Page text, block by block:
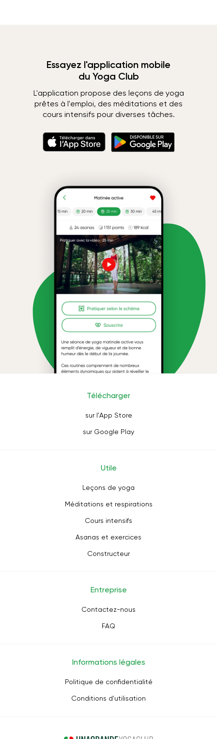
Essayez l'application mobile
du Yoga Club
L'application propose des leçons de yoga
prêtes à l'emploi, des méditations et des
cours intensifs pour diverses tâches.
Télécharger
sur l'App Store
sur Google Play
Utile
Leçons de yoga
Méditations et respirations
Cours intensifs
Asanas et exercices
Constructeur
Entreprise
Contactez-nous
FAQ
Informations légales
Politique de confidentialité
Conditions d'utilisation